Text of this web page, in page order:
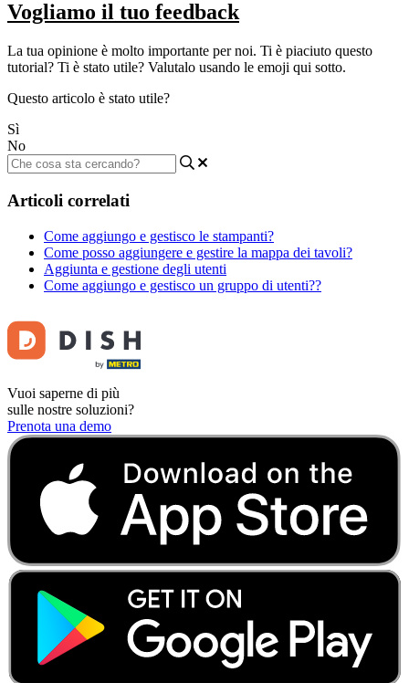
Vogliamo il tuo feedback
La tua opinione è molto importante per noi. Ti è piaciuto questo
tutorial? Ti è stato utile? Valutalo usando le emoji qui sotto.
Questo articolo è stato utile?
Sì
No
Articoli correlati
Come aggiungo e gestisco le stampanti?
Come posso aggiungere e gestire la mappa dei tavoli?
Aggiunta e gestione degli utenti
Come aggiungo e gestisco un gruppo di utenti??
Vuoi saperne di più
sulle nostre soluzioni?
Prenota una demo